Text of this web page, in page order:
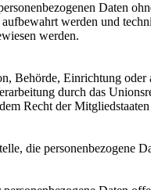
Daten
werden und
werden.
Einrichtung
durch das
Recht der
die personenbezogene